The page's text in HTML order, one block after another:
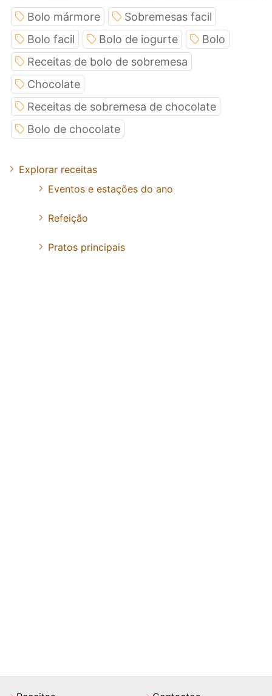
Bolo mármore
Sobremesas facil
Bolo facil
Bolo de iogurte
Bolo
Receitas de bolo de sobremesa
Chocolate
Receitas de sobremesa de chocolate
Bolo de chocolate
Explorar receitas
Eventos e estações do ano
Refeição
Pratos principais